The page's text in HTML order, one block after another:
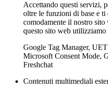
Accettando questi servizi,
oltre le funzioni di base e
comodamente il nostro
questo sito web
Google Tag Manager,
Microsoft Consent Mode,
Freshchat
Contenuti multimediali